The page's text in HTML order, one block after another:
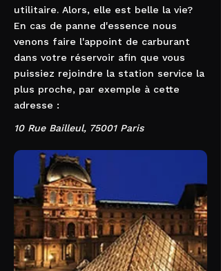
utilitaire. Alors, elle est belle la vie?
En cas de panne d'essence nous
venons faire l'appoint de carburant
dans votre réservoir afin que vous
puissiez rejoindre la station service la
plus proche, par exemple à cette
adresse :
10 Rue Bailleul, 75001 Paris